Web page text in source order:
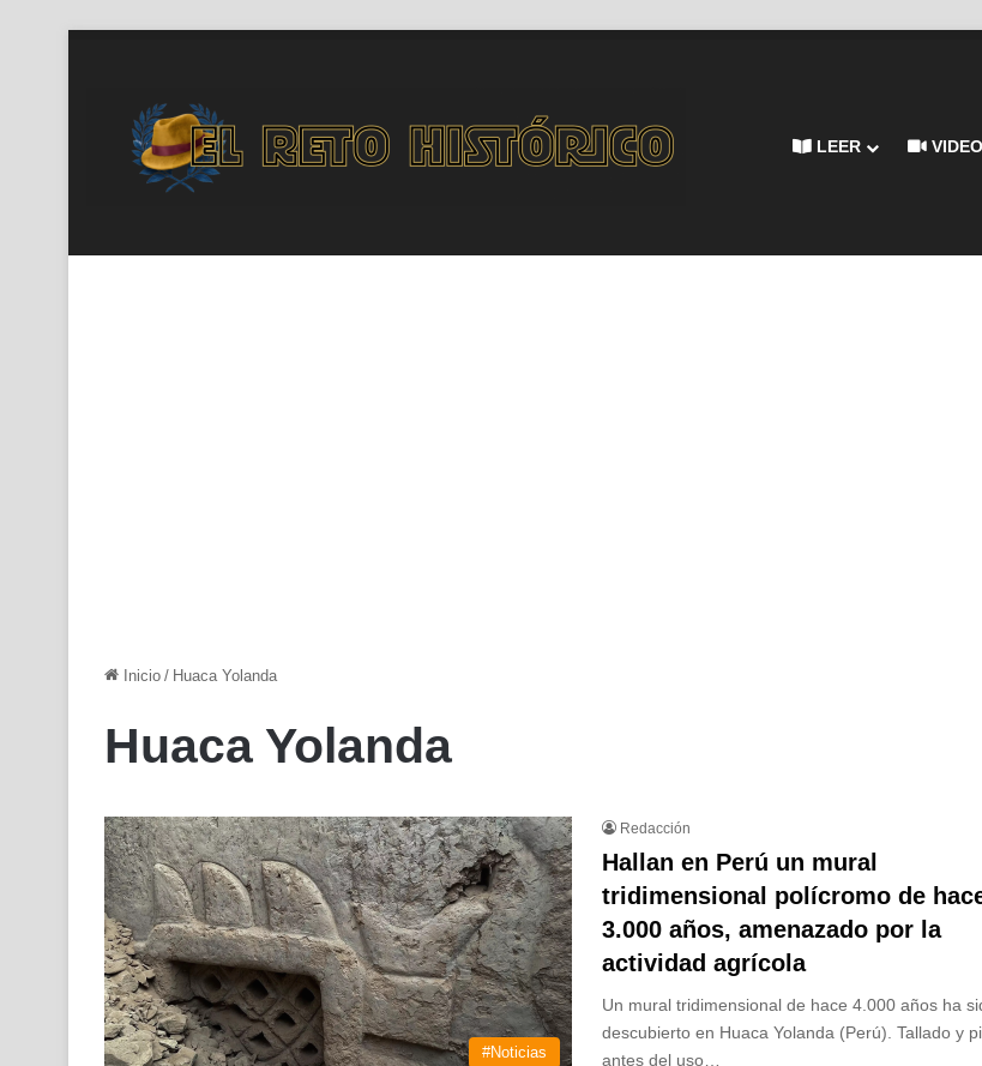
LEER
Inicio / Huaca Yolanda
Huaca Yolanda
#Noticias
Redacción
Hallan en Perú un mural
tridimensional polícromo de
3.000 años, amenazado por la
actividad agrícola
Un mural tridimensional de hace 4.000 años ha
descubierto en Huaca Yolanda (Perú). Tallado y
antes del uso…